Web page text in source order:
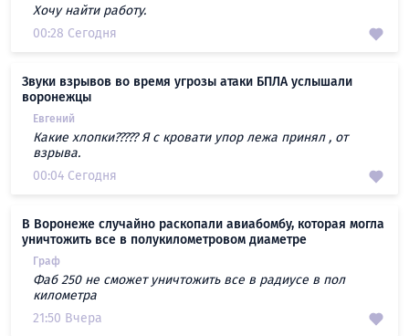
Хочу найти работу.
00:28 Сегодня
Звуки взрывов во время угрозы атаки БПЛА услышали
воронежцы
Евгений
Какие хлопки????? Я с кровати упор лежа принял , от
взрыва.
00:04 Сегодня
В Воронеже случайно раскопали авиабомбу, которая могла
уничтожить все в полукилометровом диаметре
Граф
Фаб 250 не сможет уничтожить все в радиусе в пол
километра
21:50 Вчера